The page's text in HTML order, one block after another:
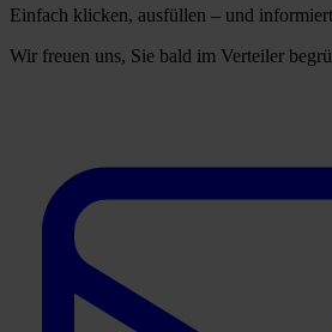
Einfach klicken, ausfüllen – und
Wir freuen uns, Sie bald im Verteiler